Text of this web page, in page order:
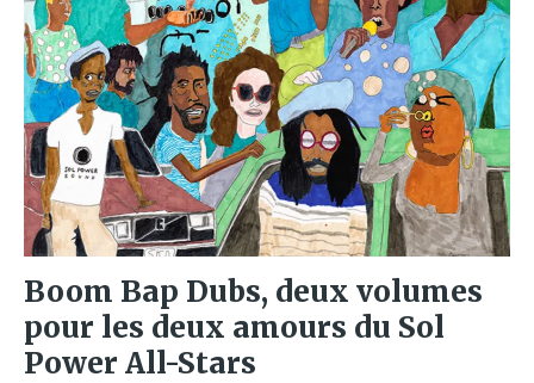
Boom Bap Dubs, deux volumes
pour les deux amours du Sol
Power All-Stars